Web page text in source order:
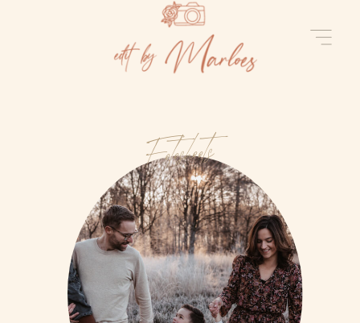
Fotoshoots